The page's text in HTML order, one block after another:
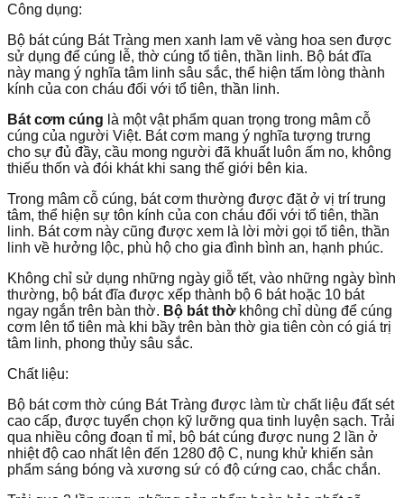
Công dụng:
Bộ bát cúng Bát Tràng men xanh lam vẽ vàng hoa sen được
sử dụng để cúng lễ, thờ cúng tổ tiên, thần linh. Bộ bát đĩa
này mang ý nghĩa tâm linh sâu sắc, thể hiện tấm lòng thành
kính của con cháu đối với tổ tiên, thần linh.
Bát cơm cúng là một vật phẩm quan trọng trong mâm cỗ
cúng của người Việt. Bát cơm mang ý nghĩa tượng trưng
cho sự đủ đầy, cầu mong người đã khuất luôn ấm no, không
thiếu thốn và đói khát khi sang thế giới bên kia.
Trong mâm cỗ cúng, bát cơm thường được đặt ở vị trí trung
tâm, thể hiện sự tôn kính của con cháu đối với tổ tiên, thần
linh. Bát cơm này cũng được xem là lời mời gọi tổ tiên, thần
linh về hưởng lộc, phù hộ cho gia đình bình an, hạnh phúc.
Không chỉ sử dụng những ngày giỗ tết, vào những ngày bình
thường, bộ bát đĩa được xếp thành bộ 6 bát hoặc 10 bát
ngay ngắn trên bàn thờ. Bộ bát thờkhông chỉ dùng để cúng
cơm lên tổ tiên mà khi bầy trên bàn thờ gia tiên còn có giá trị
tâm linh, phong thủy sâu sắc.
Chất liệu:
Bộ bát cơm thờ cúng Bát Tràng được làm từ chất liệu đất sét
cao cấp, được tuyển chọn kỹ lưỡng qua tinh luyện sạch. Trải
qua nhiều công đoạn tỉ mỉ, bộ bát cúng được nung 2 lần ở
nhiệt độ cao nhất lên đến 1280 độ C, nung khử khiến sản
phẩm sáng bóng và xương sứ có độ cứng cao, chắc chắn.